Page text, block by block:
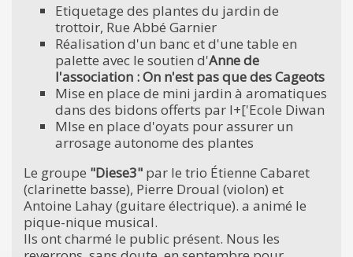
Etiquetage des plantes du jardin de
trottoir, Rue Abbé Garnier
Réalisation d'un banc et d'une table en
palette avec le soutien d'Anne de
l'association : On n'est pas que des Cageots
Mise en place de mini jardin à aromatiques
dans des bidons offerts par l+['Ecole Diwan
MIse en place d'oyats pour assurer un
arrosage autonome des plantes
Le groupe "Diese3" par le trio Étienne Cabaret
(clarinette basse), Pierre Droual (violon) et
Antoine Lahay (guitare électrique). a animé le
pique-nique musical.
Ils ont charmé le public présent. Nous les